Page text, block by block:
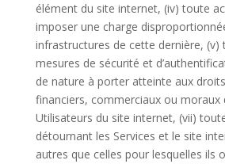
élément du site internet, (iv) toute
imposer une charge
infrastructures de cette dernière,
mesures de sécurité et
de nature à porter atteinte aux
financiers, commerciaux ou moraux
Utilisateurs du site internet, (vii)
détournant les Services et le site
autres que celles pour lesquelles ils